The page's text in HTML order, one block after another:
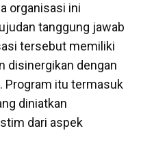
organisasi ini
tanggung jawab
tersebut memiliki
disinergikan dengan
Program itu termasuk
diniatkan
dari aspek